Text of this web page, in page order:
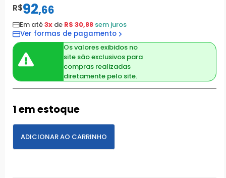
R$92,66
Em até3x de R$ 30,88 sem juros
Ver formas de pagamento
Os valores exibidos no
site são exclusivos para
compras realizadas
diretamente pelo site.
1 em estoque
ADICIONAR AO CARRINHO